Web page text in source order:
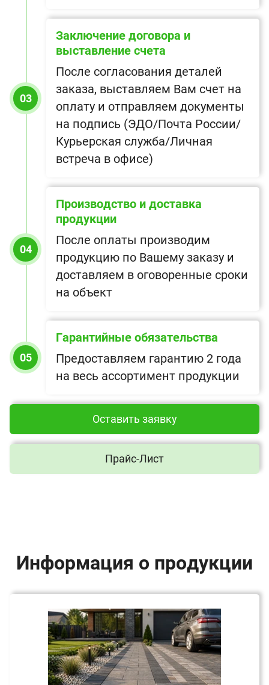
03
Заключение договора и
выставление счета
После согласования деталей
заказа, выставляем Вам счет на
оплату и отправляем документы
на подпись (ЭДО/Почта России/
Курьерская служба/Личная
встреча в офисе)
04
Производство и доставка
продукции
После оплаты производим
продукцию по Вашему заказу и
доставляем в оговоренные сроки
на объект
05
Гарантийные обязательства
Предоставляем гарантию 2 года
на весь ассортимент продукции
Оставить заявку
Прайс-Лист
Информация о продукции